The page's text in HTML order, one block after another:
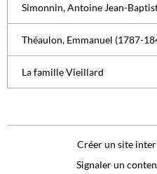
Simonnin, Antoine Jean-
Théaulon, Emmanuel (1787-
La famille Vieillard
Créer un site
Signaler un